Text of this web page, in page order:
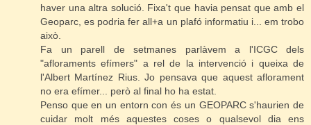
haver una altra solució. Fixa't que havia pensat que amb el
Geoparc, es podria fer all+a un plafó informatiu i... em trobo
això.
Fa un parell de setmanes parlàvem a l'ICGC dels
"afloraments efímers" a rel de la intervenció i queixa de
l'Albert Martínez Rius. Jo pensava que aquest aflorament
no era efímer... però al final ho ha estat.
Penso que en un entorn con és un GEOPARC s'haurien de
cuidar molt més aquestes coses o qualsevol dia ens